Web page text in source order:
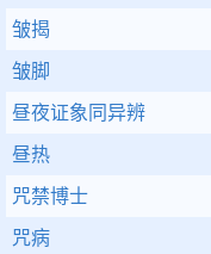
皱揭
皱脚
昼夜证象同异辨
昼热
咒禁博士
咒病